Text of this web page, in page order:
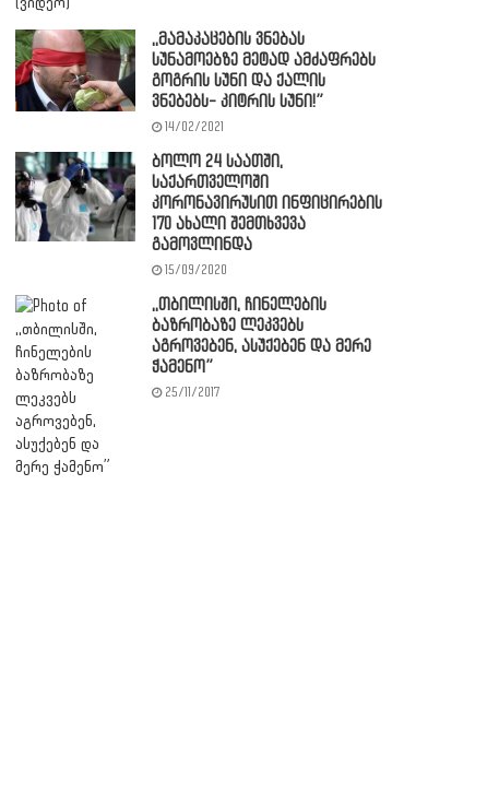
,,მამაკაცების ვნებას
სუნამოებზე მეტად ამძაფრებს
გოგრის სუნი და ქალის
ვნებებს- კიტრის სუნი!”
14/02/2021
ბოლო 24 საათში,
საქართველოში
კორონავირუსით ინფიცირების
170 ახალი შემთხვევა
გამოვლინდა
15/09/2020
,,თბილისში, ჩინელების
ბაზრობაზე ლეკვებს
აგროვებენ, ასუქებენ და მერე
ჭამენო”
25/11/2017